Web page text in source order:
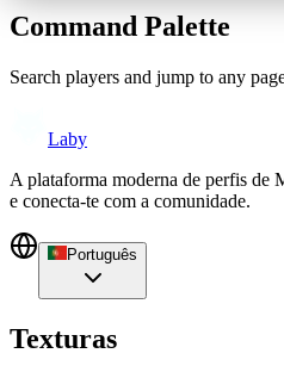
Command Palette
Search players and jump to any
Laby
A plataforma moderna de perfis de
e conecta-te com a comunidade.
Português
Texturas